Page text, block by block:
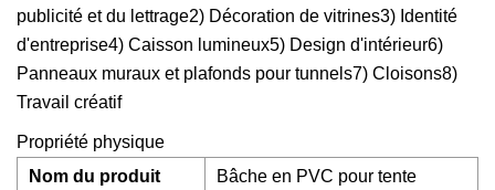
publicité et du lettrage2) Décoration de vitrines3) Identité
d'entreprise4) Caisson lumineux5) Design d'intérieur6)
Panneaux muraux et plafonds pour tunnels7) Cloisons8)
Travail créatif
Propriété physique
Nom du produit
Bâche en PVC pour tente